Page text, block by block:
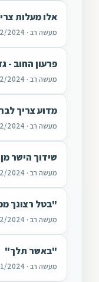
אלו מעלות
מעשה רב · 19/02/2024
פרעון החוב -
מעשה רב · 19/02/2024
מדוע צריך
מעשה רב · 19/02/2024
שידוך הישר
מעשה רב · 20/02/2024
"בטל רצונך
מעשה רב · 20/02/2024
"באשר תלך"
מעשה רב · 14/01/2024